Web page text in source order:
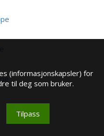
(informasjonskapsler) for
til deg som bruker.
Tilpass